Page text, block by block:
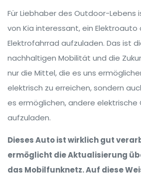
Für Liebhaber des Outdoor-Lebens
von Kia interessant, ein Elektroauto
Elektrofahrrad aufzuladen. Das ist
nachhaltigen Mobilität und die
nur die Mittel, die es uns
elektrisch zu erreichen, sondern
es ermöglichen, andere
aufzuladen.
Dieses Auto ist wirklich gut
ermöglicht die Aktualisierung
das Mobilfunknetz. Auf diese